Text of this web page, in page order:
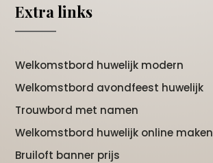
Extra links
Welkomstbord huwelijk modern
Welkomstbord avondfeest huwelijk
Trouwbord met namen
Welkomstbord huwelijk online maken
Bruiloft banner prijs